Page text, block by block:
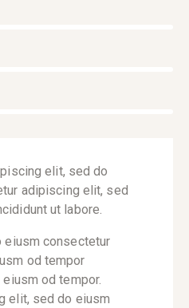
elit, sed do
adipiscing elit, sed
ut labore.
consectetur
od tempor
od tempor.
elit, sed do eiusm
Envíos a toda